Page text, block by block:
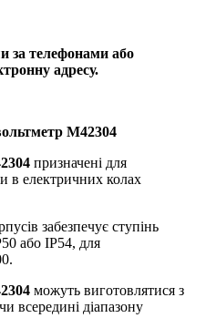
за телефонами або
адресу.
М42304
призначені для
в електричних колах
забезпечує ступінь
або IP54, для
можуть виготовлятися з
всередині діапазону